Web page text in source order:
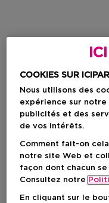
COOKIES SUR
Nous utilisons des
expérience sur
publicités et des
de vos intérêts.
Comment fait-on
notre site Web et
façon dont chacun
Consultez notre
En cliquant sur le